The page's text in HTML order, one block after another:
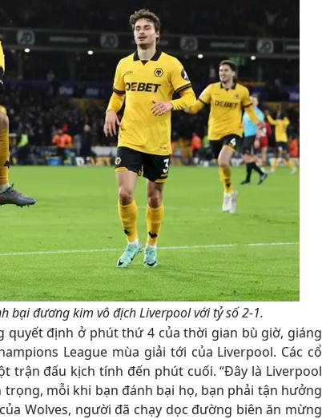
bại đương kim vô địch Liverpool với tỷ số 2-1.
quyết định ở phút thứ 4 của thời gian bù giờ, giáng
League mùa giải tới của Liverpool. Các cổ
trận đấu kịch tính đến phút cuối. “Đây là Liverpool
mỗi khi bạn đánh bại họ, bạn phải tận hưởng
Wolves, người đã chạy dọc đường biên ăn mừng